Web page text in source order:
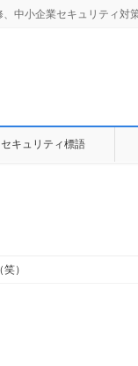
中小企業セキュリティ対
セキュリティ標語
）